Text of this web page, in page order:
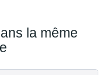
la même